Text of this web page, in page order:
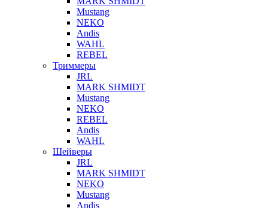
Mustang
NEKO
Andis
WAHL
REBEL
Триммеры
JRL
MARK SHMIDT
Mustang
NEKO
REBEL
Andis
WAHL
Шейверы
JRL
MARK SHMIDT
NEKO
Mustang
Andis